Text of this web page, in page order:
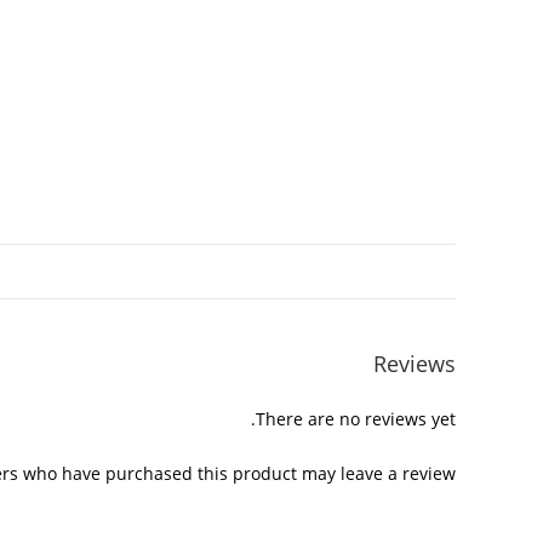
Reviews
There are no reviews yet.
who have purchased this product may leave a review.